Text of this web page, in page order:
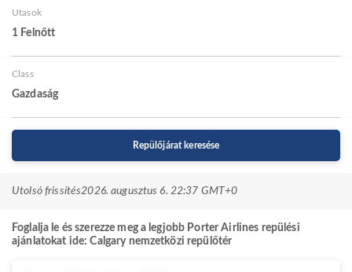
Utasok
1 Felnőtt
Class
Gazdaság
Repülőjárat keresése
Utolsó frissítés2026. augusztus 6. 22:37 GMT+0
Foglalja le és szerezze meg a legjobb Porter Airlines repülési
ajánlatokat ide: Calgary nemzetközi repülőtér